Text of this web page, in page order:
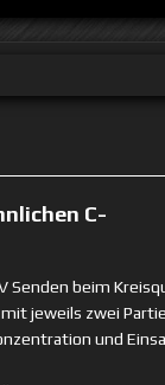
C-
Senden beim
jeweils zwei
und